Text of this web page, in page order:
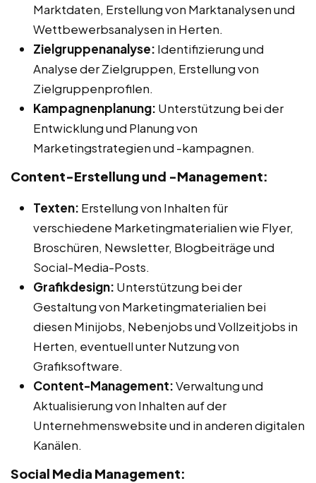
Marktdaten, Erstellung von Marktanalysen und
Wettbewerbsanalysen in Herten.
Zielgruppenanalyse: Identifizierung und
Analyse der Zielgruppen, Erstellung von
Zielgruppenprofilen.
Kampagnenplanung: Unterstützung bei der
Entwicklung und Planung von
Marketingstrategien und -kampagnen.
Content-Erstellung und -Management:
Texten: Erstellung von Inhalten für
verschiedene Marketingmaterialien wie Flyer,
Broschüren, Newsletter, Blogbeiträge und
Social-Media-Posts.
Grafikdesign: Unterstützung bei der
Gestaltung von Marketingmaterialien bei
diesen Minijobs, Nebenjobs und Vollzeitjobs in
Herten, eventuell unter Nutzung von
Grafiksoftware.
Content-Management:Verwaltung und
Aktualisierung von Inhalten auf der
Unternehmenswebsite und in anderen digitalen
Kanälen.
Social Media Management: